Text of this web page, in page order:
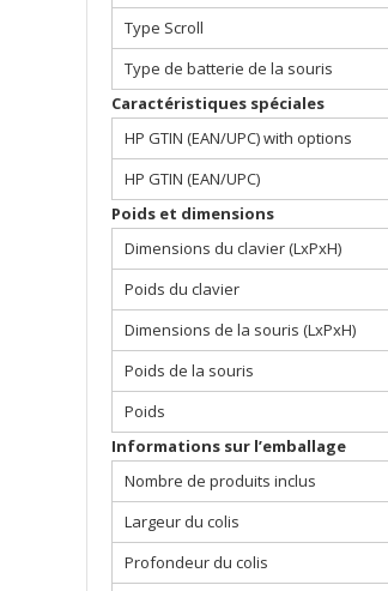
Type Scroll
Type de batterie de la souris
Caractéristiques spéciales
HP GTIN (EAN/UPC) with options
HP GTIN (EAN/UPC)
Poids et dimensions
Dimensions du clavier (LxPxH)
Poids du clavier
Dimensions de la souris (LxPxH)
Poids de la souris
Poids
Informations sur l’emballage
Nombre de produits inclus
Largeur du colis
Profondeur du colis